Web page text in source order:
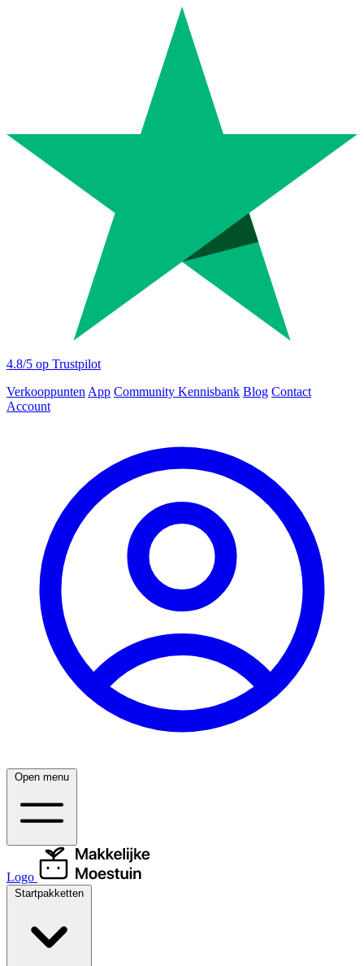
4.8/5 op Trustpilot
Verkooppunten App Community Kennisbank Blog Contact
Account
Open menu
Logo
Startpakketten